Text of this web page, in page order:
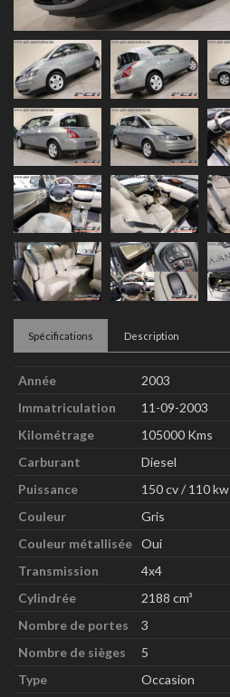
Spécifications Description
Année
2003
Immatriculation
11-09-2003
Kilométrage
105000 Kms
Carburant
Diesel
Puissance
150 cv / 110 kw
Couleur
Gris
Couleur métallisée Oui
Transmission
4x4
Cylindrée
2188 cm³
Nombre de portes
3
Nombre de sièges
5
Type
Occasion